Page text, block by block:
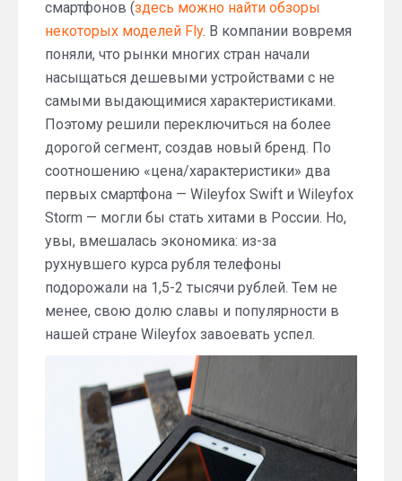
смартфонов (здесь можно найти обзоры
некоторых моделей Fly. В компании вовремя
поняли, что рынки многих стран начали
насыщаться дешевыми устройствами с не
самыми выдающимися характеристиками.
Поэтому решили переключиться на более
дорогой сегмент, создав новый бренд. По
соотношению «цена/характеристики» два
первых смартфона — Wileyfox Swift и Wileyfox
Storm — могли бы стать хитами в России. Но,
увы, вмешалась экономика: из-за
рухнувшего курса рубля телефоны
подорожали на 1,5-2 тысячи рублей. Тем не
менее, свою долю славы и популярности в
нашей стране Wileyfox завоевать успел.